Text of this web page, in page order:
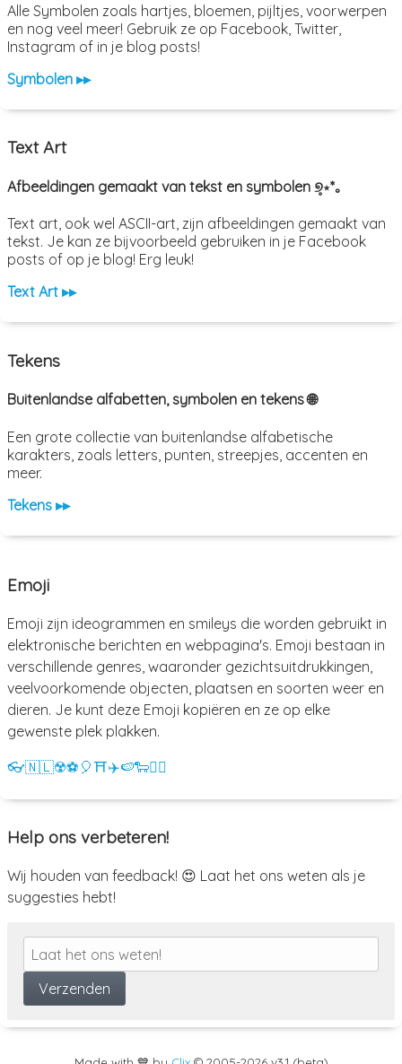
Alle Symbolen zoals hartjes, bloemen, pijltjes, voorwerpen
en nog veel meer! Gebruik ze op Facebook, Twitter,
Instagram of in je blog posts!
Symbolen ▸▸
Text Art
Afbeeldingen gemaakt van tekst en symbolen ୭̥⋆*｡
Text art, ook wel ASCII-art, zijn afbeeldingen gemaakt van
tekst. Je kan ze bijvoorbeeld gebruiken in je Facebook
posts of op je blog! Erg leuk!
Text Art ▸▸
Tekens
Buitenlandse alfabetten, symbolen en tekens 🌐
Een grote collectie van buitenlandse alfabetische
karakters, zoals letters, punten, streepjes, accenten en
meer.
Tekens ▸▸
Emoji
Emoji zijn ideogrammen en smileys die worden gebruikt in
elektronische berichten en webpagina's. Emoji bestaan in
verschillende genres, waaronder gezichtsuitdrukkingen,
veelvoorkomende objecten, plaatsen en soorten weer en
dieren. Je kunt deze Emoji kopiëren en ze op elke
gewenste plek plakken.
👓🇳🇱☢️⚽ 🎈⛩️✈️🍉🐑💁‍♀️
Help ons verbeteren!
Wij houden van feedback! 😍 Laat het ons weten als je
suggesties hebt!